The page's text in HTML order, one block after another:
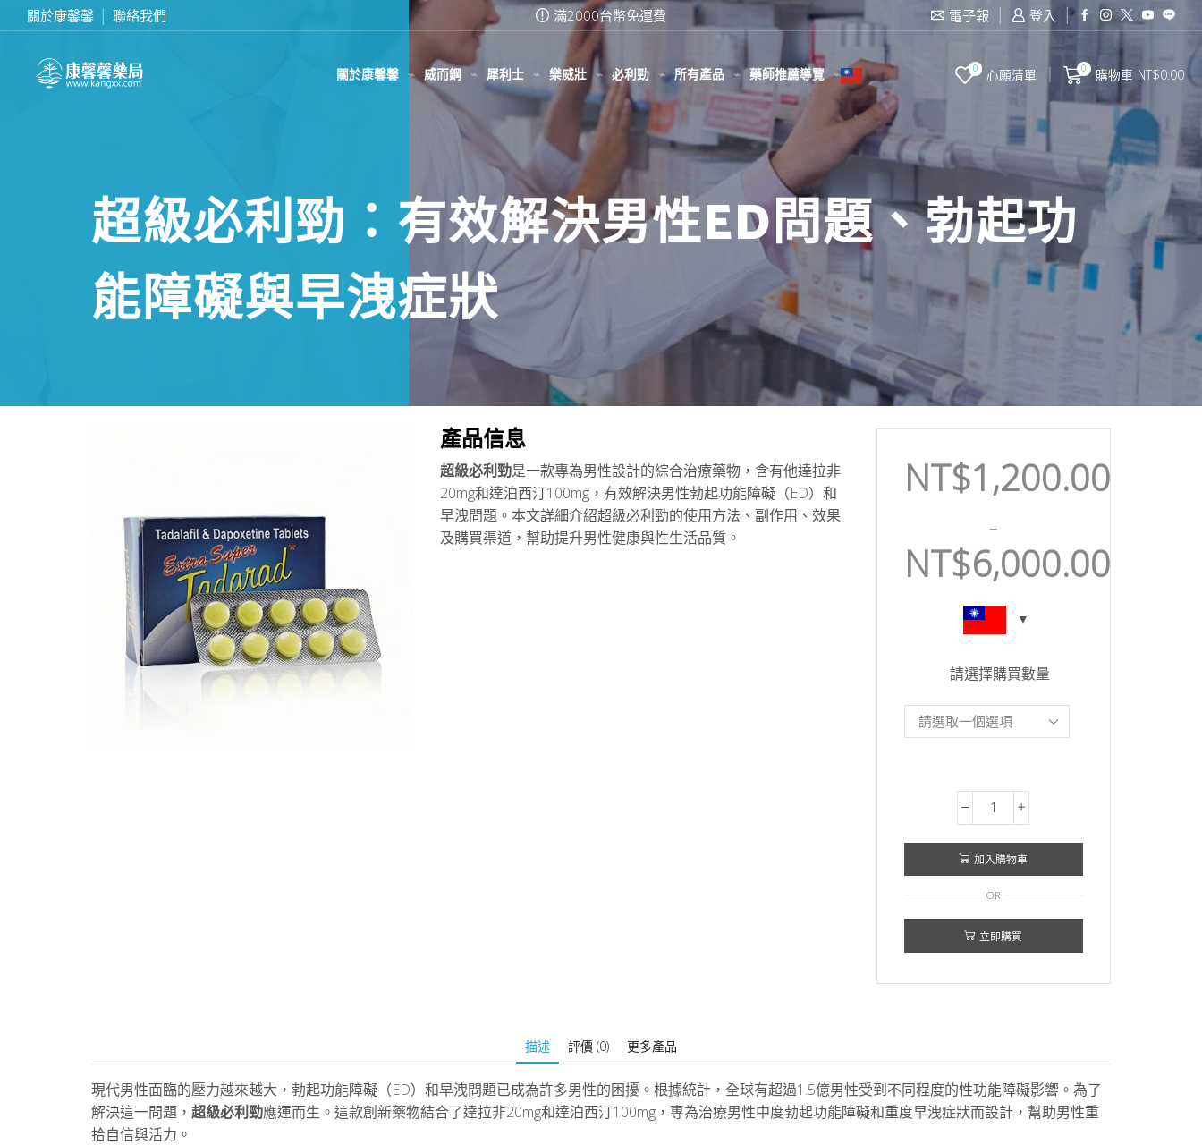
關於康馨馨 聯絡我們
或致電我們 0437070132 滿2000台幣免運費 在線訂購或致電我們 0437070132 滿2000台幣免
電子報 登入
關於康馨馨 威而鋼 犀利士 樂威壯 必利勁 所有產品 藥師推薦導覽 0 心願清單 0 購物車 NT$0.00
超級必利勁：有效解決男性ED問題、勃起功
能障礙與早洩症狀
NT$1,200.00
–
NT$6,000.00
請選擇購買數量
超
級
必
利
勁：
有
效
決
題、
勃
加入購物車
OR
立即購買
產品信息
超級必利勁是一款專為男性設計的綜合治療藥物，含有他達拉非
20mg和達泊西汀100mg，有效解決男性勃起功能障礙（ED）和
早洩問題。本文詳細介紹超級必利勁的使用方法、副作用、效果
及購買渠道，幫助提升男性健康與性生活品質。
描述 評價 (0) 更多產品
現代男性面臨的壓力越來越大，勃起功能障礙（ED）和早洩問題已成為許多男性的困擾。根據統計，全球有超過1.5億男性受到不同程度的性功能障礙影響。為了
解決這一問題， 超級必利勁應運而生。這款創新藥物結合了達拉非20mg和達泊西汀100mg，專為治療男性中度勃起功能障礙和重度早洩症狀而設計，幫助男性重
拾自信與活力。